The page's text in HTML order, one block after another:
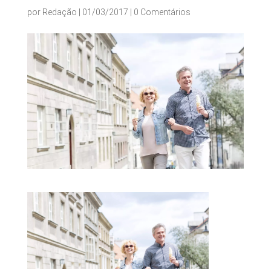
por Redação 01/03/2017 0 Comentários